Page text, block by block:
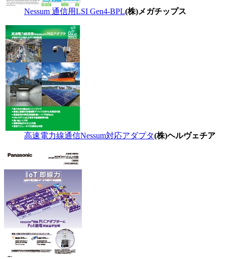
Nessum 通信用LSI Gen4-BPL(株)メガチップス
高速電力線通信Nessum対応アダプタ(株)ヘルヴェチア